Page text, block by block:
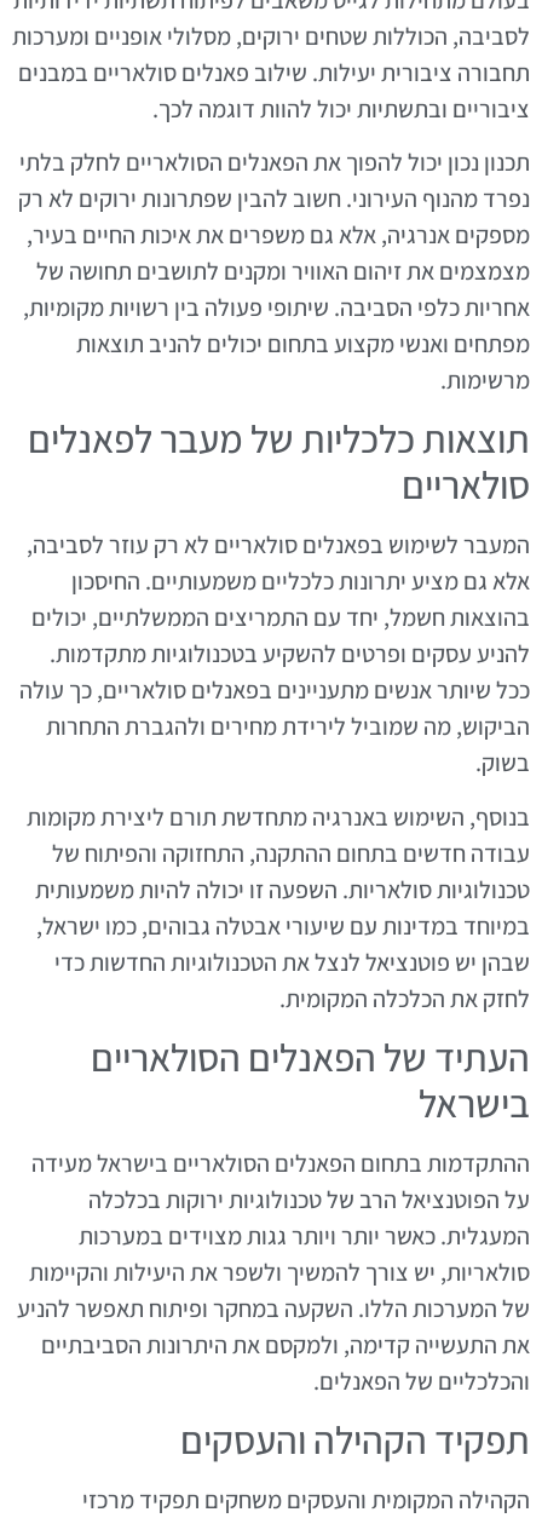
לסביבה, הכוללות שטחים ירוקים, מסלולי אופניים ומערכות
תחבורה ציבורית יעילות. שילוב פאנלים סולאריים במבנים
ציבוריים ובתשתיות יכול להוות דוגמה לכך.
תכנון נכון יכול להפוך את הפאנלים הסולאריים לחלק בלתי
נפרד מהנוף העירוני. חשוב להבין שפתרונות ירוקים לא רק
מספקים אנרגיה, אלא גם משפרים את איכות החיים בעיר,
מצמצמים את זיהום האוויר ומקנים לתושבים תחושה של
אחריות כלפי הסביבה. שיתופי פעולה בין רשויות מקומיות,
מפתחים ואנשי מקצוע בתחום יכולים להניב תוצאות
מרשימות.
תוצאות כלכליות של מעבר לפאנלים
סולאריים
המעבר לשימוש בפאנלים סולאריים לא רק עוזר לסביבה,
אלא גם מציע יתרונות כלכליים משמעותיים. החיסכון
בהוצאות חשמל, יחד עם התמריצים הממשלתיים, יכולים
להניע עסקים ופרטים להשקיע בטכנולוגיות מתקדמות.
ככל שיותר אנשים מתעניינים בפאנלים סולאריים, כך עולה
הביקוש, מה שמוביל לירידת מחירים ולהגברת התחרות
בשוק.
בנוסף, השימוש באנרגיה מתחדשת תורם ליצירת מקומות
עבודה חדשים בתחום ההתקנה, התחזוקה והפיתוח של
טכנולוגיות סולאריות. השפעה זו יכולה להיות משמעותית
במיוחד במדינות עם שיעורי אבטלה גבוהים, כמו ישראל,
שבהן יש פוטנציאל לנצל את הטכנולוגיות החדשות כדי
לחזק את הכלכלה המקומית.
העתיד של הפאנלים הסולאריים
בישראל
ההתקדמות בתחום הפאנלים הסולאריים בישראל מעידה
על הפוטנציאל הרב של טכנולוגיות ירוקות בכלכלה
המעגלית. כאשר יותר ויותר גגות מצוידים במערכות
סולאריות, יש צורך להמשיך ולשפר את היעילות והקיימות
של המערכות הללו. השקעה במחקר ופיתוח תאפשר להניע
את התעשייה קדימה, ולמקסם את היתרונות הסביבתיים
והכלכליים של הפאנלים.
תפקיד הקהילה והעסקים
הקהילה המקומית והעסקים משחקים תפקיד מרכזי